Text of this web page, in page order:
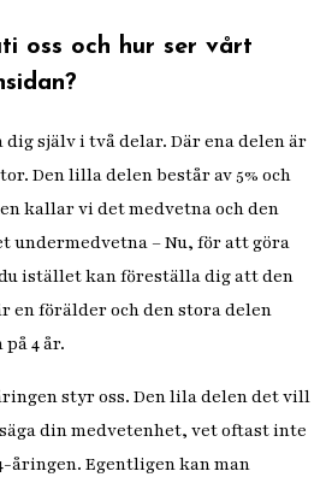
oss och hur ser vårt
dig själv i två delar. Där ena delen är
Den lilla delen består av 5% och
kallar vi det medvetna och den
undermedvetna – Nu, för att göra
istället kan föreställa dig att den
en förälder och den stora delen
4 år.
styr oss. Den lila delen det vill
din medvetenhet, vet oftast inte
åringen. Egentligen kan man